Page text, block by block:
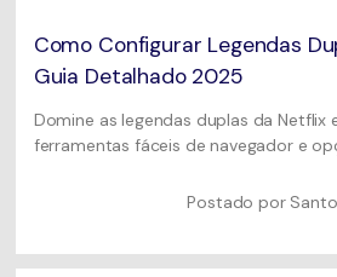
Como Configurar Legendas
Guia Detalhado 2025
Domine as legendas duplas da Netflix
ferramentas fáceis de navegador e
aprendizado e compreensão.
Postado por